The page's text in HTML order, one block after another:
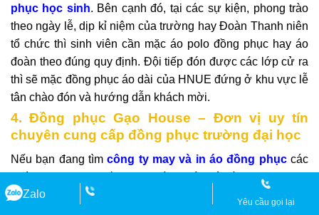
phục học sinh. Bên cạnh đó, tại các sự kiện, phong trào
theo ngày lễ, dịp kỉ niệm của trường hay Đoàn Thanh niên
tổ chức thì sinh viên cần mặc áo polo đồng phục hay áo
đoàn theo đúng quy định. Đội tiếp đón được các lớp cử ra
thì sẽ mặc đồng phục áo dài của HNUE đứng ở khu vực lễ
tân chào đón và hướng dẫn khách mời.
4. Đồng phục Gạo House – Đơn vị uy tín
chuyên cung cấp đồng phục trường đại học
Nếu bạn đang tìmcông ty may và in áo đồng phụccác
trường đại học chất lượng và uy tín thì Đồng phục Gạo
House là lựa chọn sáng suốt của mọi người. Đơn vị mang
Zalo
Yêu cầu gọi lại